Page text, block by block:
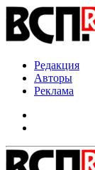
Редакция
Авторы
Реклама